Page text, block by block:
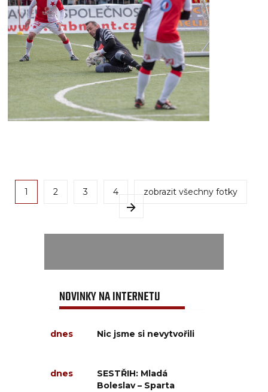
1 2 3 4 zobrazit všechny fotky
NOVINKY NA INTERNETU
dnes Nic jsme si nevytvořili
dnes
SESTŘIH: Mladá
Boleslav – Sparta